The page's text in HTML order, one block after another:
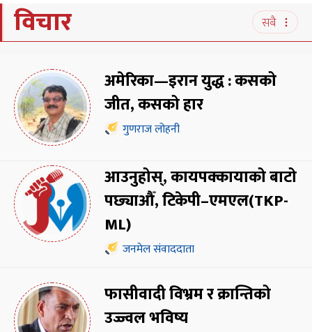
विचार सबै
अमेरिका—इरान युद्ध : कसको
जीत, कसको हार
गुणराज लोहनी
आउनुहोस्, कायपक्कायाको बाटो
पछ्याऔँ, टिकेपी–एमएल(TKP-
ML)
जनमेल संवाददाता
फासीवादी विभ्रम र क्रान्तिको
उज्ज्वल भविष्य